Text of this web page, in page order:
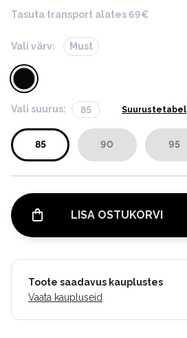
Tasuta transport alates 69€
Vali värv: Must
Vali suurus: 85 Suurustetabel
85 90 95
LISA OSTUKORVI
Toote saadavus kauplustes
Vaata kaupluseid